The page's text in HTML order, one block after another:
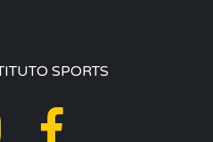
SPORTS